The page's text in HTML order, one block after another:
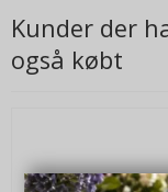
Kunder der
også købt